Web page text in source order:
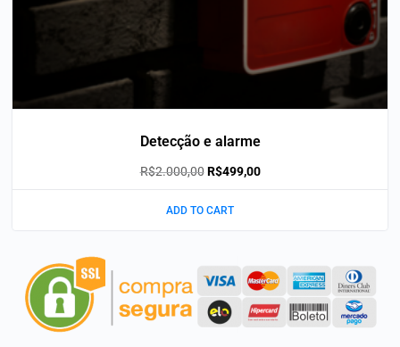
Detecção e alarme
R$2.000,00 R$499,00
ADD TO CART